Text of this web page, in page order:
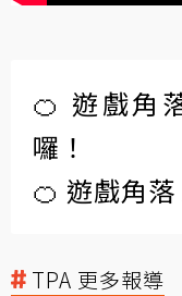
🍊 遊戲角
囉！
🍊 遊戲角
TPA 更多報導